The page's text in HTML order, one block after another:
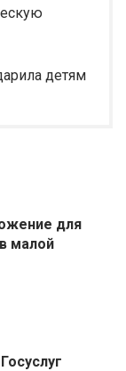
детям
для
малой